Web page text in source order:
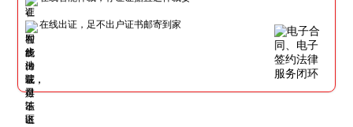
在线出证，足不出户证书邮寄到家